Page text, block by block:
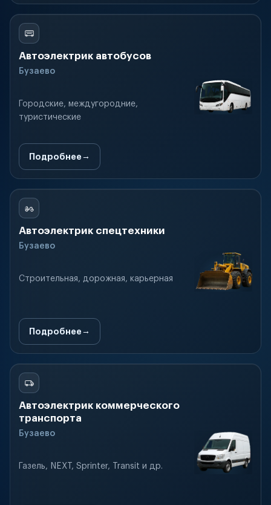
Автоэлектрик автобусов
Бузаево
Городские, междугородние,
туристические
Подробнее
Автоэлектрик спецтехники
Бузаево
Строительная, дорожная, карьерная
Подробнее
Автоэлектрик коммерческого
транспорта
Бузаево
Газель, NEXT, Sprinter, Transit и др.